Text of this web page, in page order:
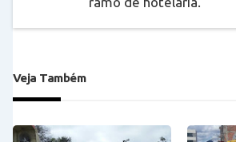
Veja Também